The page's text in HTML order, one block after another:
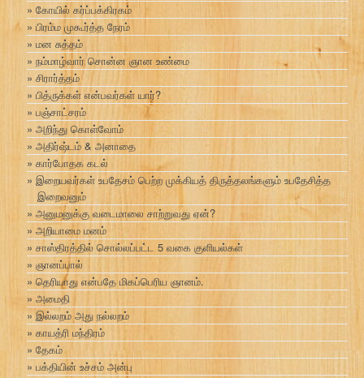
கோயில் கர்ப்பக்கிரகம்
பிரம்ம முகூர்த்த நேரம்
மன சுத்தம்
நம்மாழ்வார் சொன்ன ஞான உண்மை
சிரார்த்தம்
பித்ருக்கள் என்பவர்கள் யார்?
பஞ்சாட்சரம்
அறிந்து கொள்வோம்
அதிர்ஷ்டம் & அனாதை
கார்போதக கடல்
இறையவர்கள் உபதேசம் பெற்ற முக்கியத் திருத்தலங்களும் உபதேசித்த
இறைவனும்
அனுமனுக்கு வடைமாலை சாற்றுவது ஏன்?
அறியாமை மனம்
சாஸ்திரத்தில் சொல்லப்பட்ட 5 வகை குளியல்கள்
ஞானப்பால்
தெரியாது என்பதே மிகப்பெரிய ஞானம்.
அமைதி
இல்லறம் அது நல்லறம்
காயத்ரி மந்திரம்
தேகம்
பக்தியின் உச்சம் அன்பு